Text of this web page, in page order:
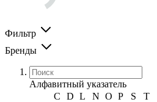
Фильтр
Бренды
Алфавитный указатель
C
D L N O P S T